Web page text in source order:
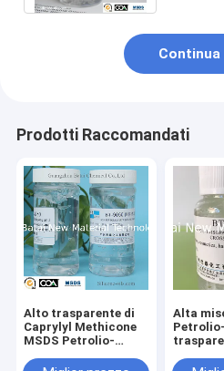
Continua
Prodotti Raccomandati
Alto trasparente di
Caprylyl Methicone
MSDS Petrolio-
applicato in pratica
Alta
silicone